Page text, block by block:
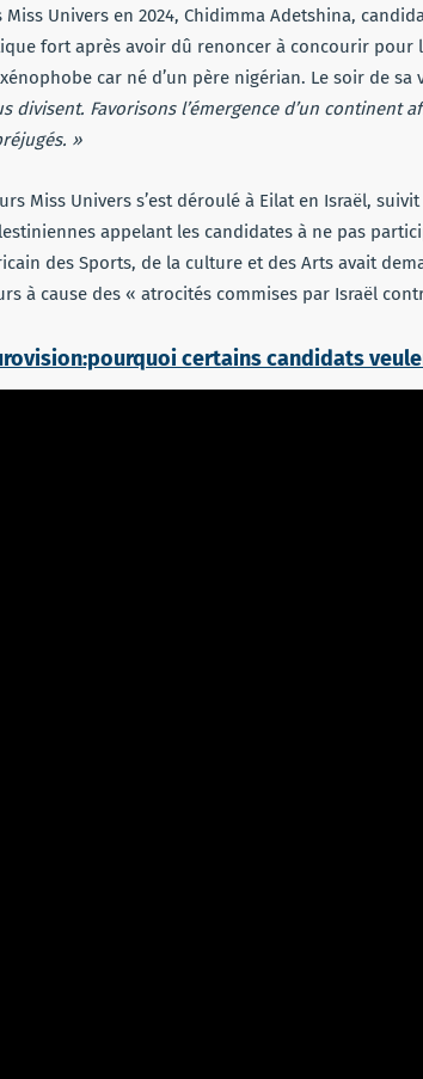
Univers en 2024, Chidimma Adetshina,
fort après avoir dû renoncer à concourir pour
car né d’un père nigérian. Le soir de sa
divisent. Favorisons l’émergence d’un continent
»
Miss Univers s’est déroulé à Eilat en Israël,
appelant les candidates à ne pas
des Sports, de la culture et des Arts avait
à cause des « atrocités commises par Israël
certains candidats